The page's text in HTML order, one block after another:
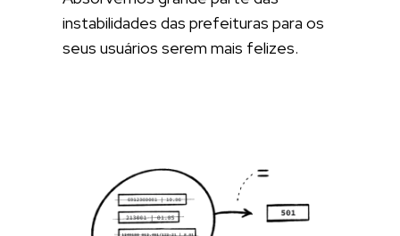
instabilidades das prefeituras para os
seus usuários serem mais felizes.